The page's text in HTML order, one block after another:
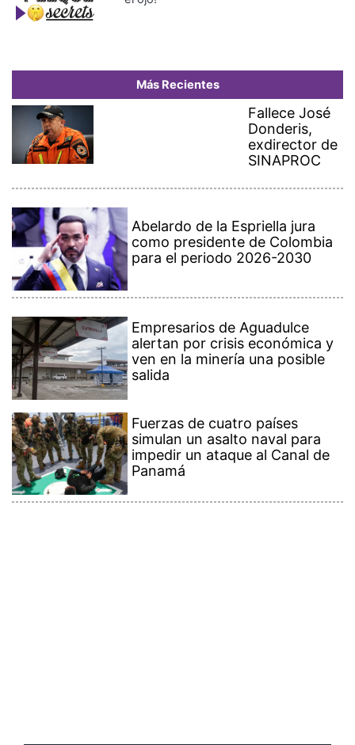
Donderis,
exdirector de
SINAPROC
para el periodo 2026-2030
Empresarios de Aguadulce
ven en la minería una posible
salida
impedir un ataque al Canal de
Panamá